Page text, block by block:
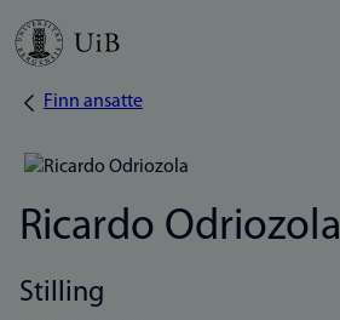
Hopp
Navigasjonssti
Finn ansatte
Ricardo Odriozola
Stilling